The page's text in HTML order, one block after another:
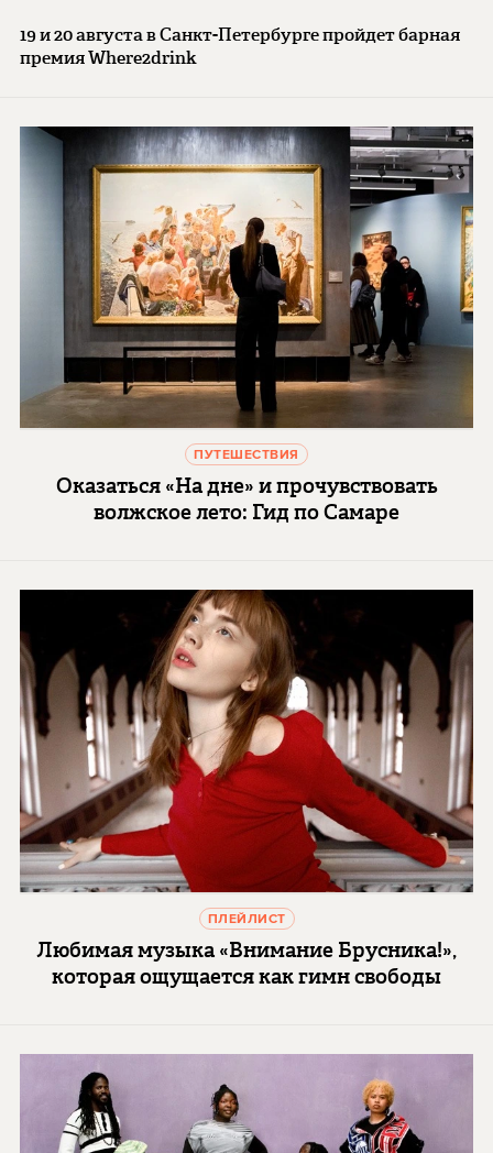
19 и 20 августа в Санкт-Петербурге пройдет барная
премия Where2drink
ПУТЕШЕСТВИЯ
Оказаться «На дне» и прочувствовать
волжское лето: Гид по Самаре
ПЛЕЙЛИСТ
Любимая музыка «Внимание Брусника!»,
которая ощущается как гимн свободы